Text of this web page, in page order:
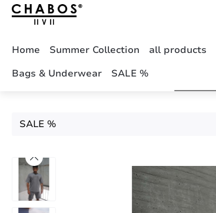
Hauptinhalt springen
Zur Suche springen
Zur Hauptnavigation springen
Home Summer Collection all products
Bags & Underwear
SALE %
SALE %
Bildergalerie überspringen